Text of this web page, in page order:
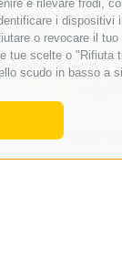
e rilevare frodi,
i
o revocare il
tue scelte o
scudo in basso a
Vigili del Fuoco
volo
"Il Tributo"
UN NUOVO